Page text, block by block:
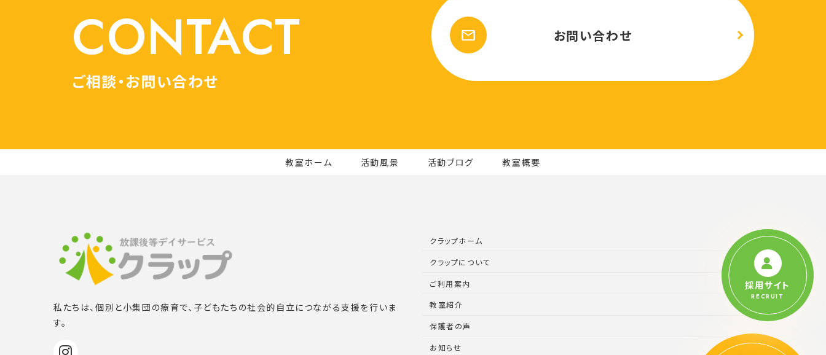
CONTACT
ご相談・お問い合わせ
mail お問い合わせ
教室ホーム 活動風景 活動ブログ 教室概要
私たちは、個別と小集団の療育で、子どもたちの社会的自立につながる支援を行いま
す。
採用サイト
RECRUIT
クラップホーム
クラップについて
ご利用案内
教室紹介
保護者の声
お知らせ